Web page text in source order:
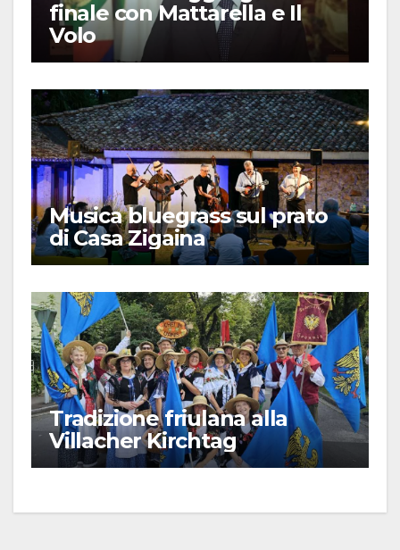
finale con Mattarella e Il
Volo
Musica bluegrass sul prato
di Casa Zigaina
Tradizione friulana alla
Villacher Kirchtag